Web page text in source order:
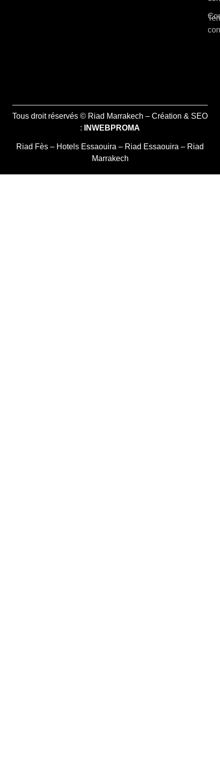
Tous droit réservés © Riad Marrakech – Création & SEO
:
INWEBPROMA
Riad Fès – Hotels Essaouira – Riad Essaouira – Riad
Marrakech